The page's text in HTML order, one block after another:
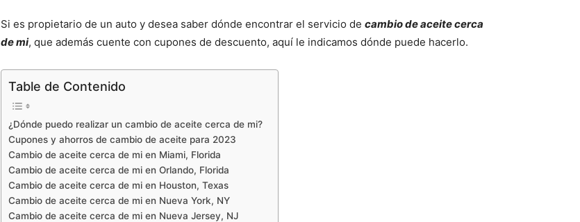
Si es propietario de un auto y desea saber dónde encontrar el servicio de cambio de aceite cerca
de mi, que además cuente con cupones de descuento, aquí le indicamos dónde puede hacerlo.
Table de Contenido
¿Dónde puedo realizar un cambio de aceite cerca de mi?
Cupones y ahorros de cambio de aceite para 2023
Cambio de aceite cerca de mi en Miami, Florida
Cambio de aceite cerca de mi en Orlando, Florida
Cambio de aceite cerca de mi en Houston, Texas
Cambio de aceite cerca de mi en Nueva York, NY
Cambio de aceite cerca de mi en Nueva Jersey, NJ